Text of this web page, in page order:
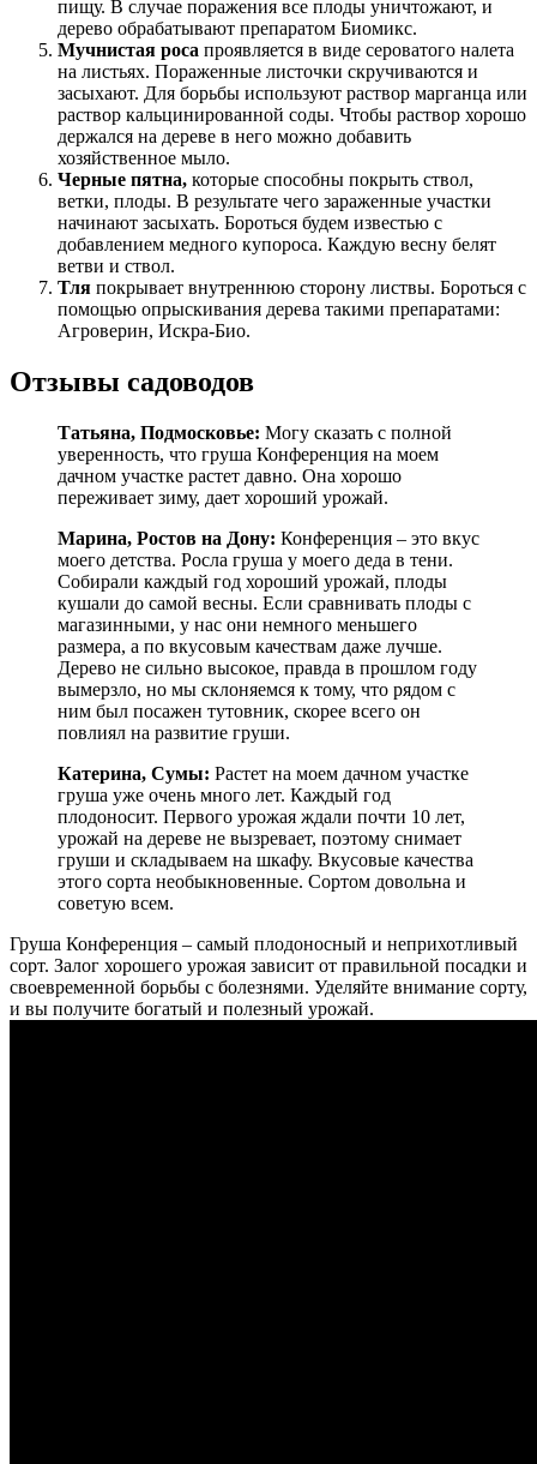
пищу. В случае поражения все плоды уничтожают, и
дерево обрабатывают препаратом Биомикс.
Мучнистая роса проявляется в виде сероватого налета
на листьях. Пораженные листочки скручиваются и
засыхают. Для борьбы используют раствор марганца или
раствор кальцинированной соды. Чтобы раствор хорошо
держался на дереве в него можно добавить
хозяйственное мыло.
Черные пятна, которые способны покрыть ствол,
ветки, плоды. В результате чего зараженные участки
начинают засыхать. Бороться будем известью с
добавлением медного купороса. Каждую весну белят
ветви и ствол.
Тля покрывает внутреннюю сторону листвы. Бороться с
помощью опрыскивания дерева такими препаратами:
Агроверин, Искра-Био.
Отзывы садоводов
Татьяна, Подмосковье: Могу сказать с полной
уверенность, что груша Конференция на моем
дачном участке растет давно. Она хорошо
переживает зиму, дает хороший урожай.
Марина, Ростов на Дону: Конференция – это вкус
моего детства. Росла груша у моего деда в тени.
Собирали каждый год хороший урожай, плоды
кушали до самой весны. Если сравнивать плоды с
магазинными, у нас они немного меньшего
размера, а по вкусовым качествам даже лучше.
Дерево не сильно высокое, правда в прошлом году
вымерзло, но мы склоняемся к тому, что рядом с
ним был посажен тутовник, скорее всего он
повлиял на развитие груши.
Катерина, Сумы: Растет на моем дачном участке
груша уже очень много лет. Каждый год
плодоносит. Первого урожая ждали почти 10 лет,
урожай на дереве не вызревает, поэтому снимает
груши и складываем на шкафу. Вкусовые качества
этого сорта необыкновенные. Сортом довольна и
советую всем.
Груша Конференция – самый плодоносный и неприхотливый
сорт. Залог хорошего урожая зависит от правильной посадки и
своевременной борьбы с болезнями. Уделяйте внимание сорту,
и вы получите богатый и полезный урожай.